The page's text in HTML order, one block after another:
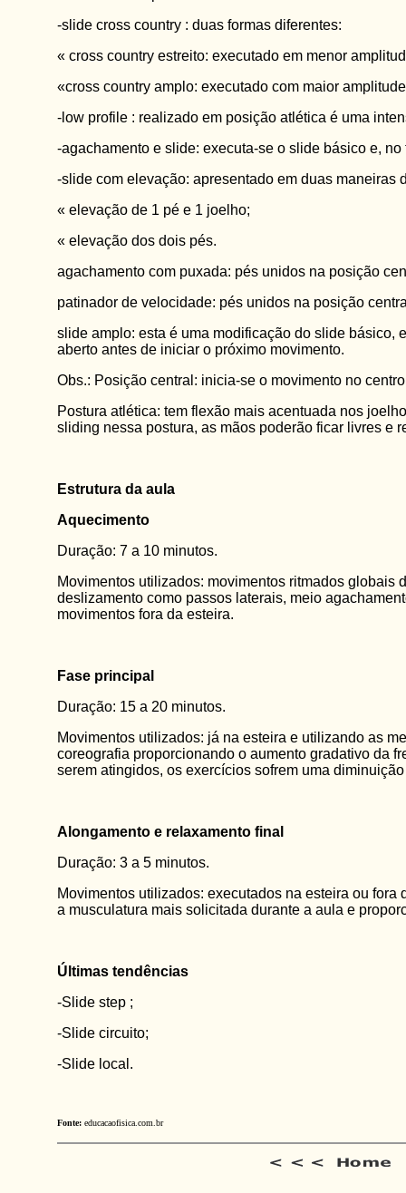
-slide cross country : duas formas diferentes:
« cross country estreito: executado em menor
«cross country amplo: executado com maior
-low profile : realizado em posição atlética é uma
-agachamento e slide: executa-se o slide básico e,
-slide com elevação: apresentado em duas maneiras
« elevação de 1 pé e 1 joelho;
« elevação dos dois pés.
agachamento com puxada: pés unidos na posição
patinador de velocidade: pés unidos na posição
slide amplo: esta é uma modificação do slide básico,
aberto antes de iniciar o próximo movimento.
Obs.: Posição central: inicia-se o movimento no
Postura atlética: tem flexão mais acentuada nos
sliding nessa postura, as mãos poderão ficar livres e
Estrutura da aula
Aquecimento
Duração: 7 a 10 minutos.
Movimentos utilizados: movimentos ritmados
deslizamento como passos laterais, meio
movimentos fora da esteira.
Fase principal
Duração: 15 a 20 minutos.
Movimentos utilizados: já na esteira e utilizando as
coreografia proporcionando o aumento gradativo da
serem atingidos, os exercícios sofrem uma
Alongamento e relaxamento final
Duração: 3 a 5 minutos.
Movimentos utilizados: executados na esteira ou
a musculatura mais solicitada durante a aula e
Últimas tendências
-Slide step ;
-Slide circuito;
-Slide local.
Fonte: educacaofisica.com.br